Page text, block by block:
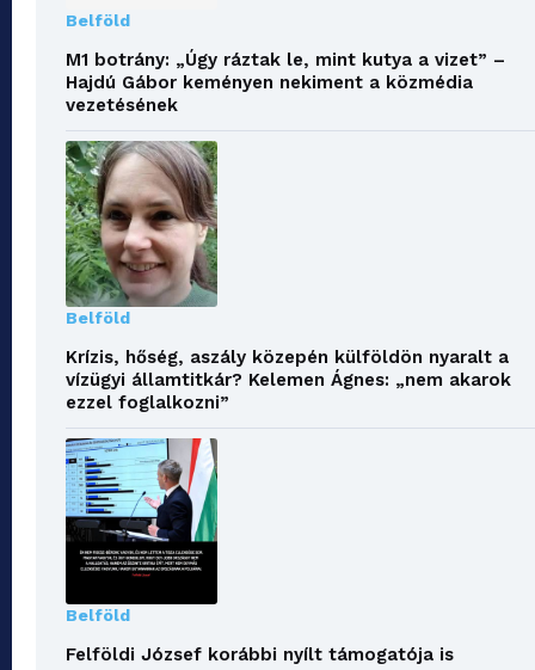
Belföld
M1 botrány: „Úgy ráztak le, mint kutya a vizet” –
Hajdú Gábor keményen nekiment a közmédia
vezetésének
Belföld
Krízis, hőség, aszály közepén külföldön nyaralt a
vízügyi államtitkár? Kelemen Ágnes: „nem akarok
ezzel foglalkozni”
Belföld
Felföldi József korábbi nyílt támogatója is